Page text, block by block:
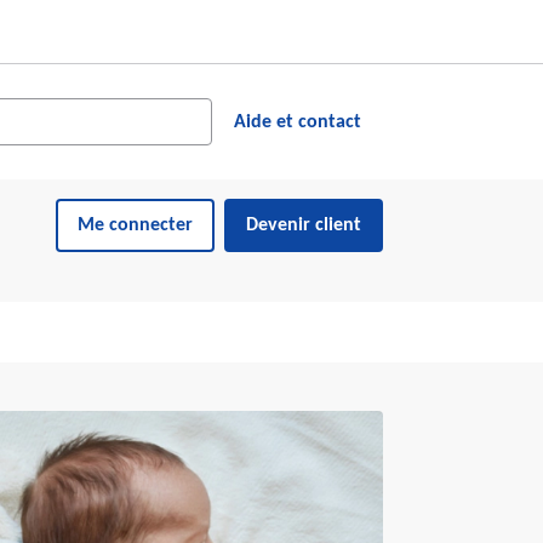
suggérés s'affichent dynamiquement sous le champ de
Aide et contact
Me connecter Devenir client